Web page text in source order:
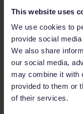
This website uses
We use cookies to
provide social
We also share
our social media,
may combine it with
provided to them or
of their services.
marketplaces
multicanal.
croissance
piloté par la
expertise en
stratégie pour
les
cœur de